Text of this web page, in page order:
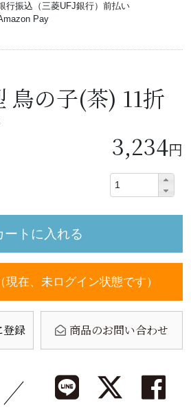
行振込（三菱UFJ銀行）前払い
Pay
鳥の子(茶) 11折
3,234円
（現在、未ログイン状態です）
登録 商品のお問い合わせ